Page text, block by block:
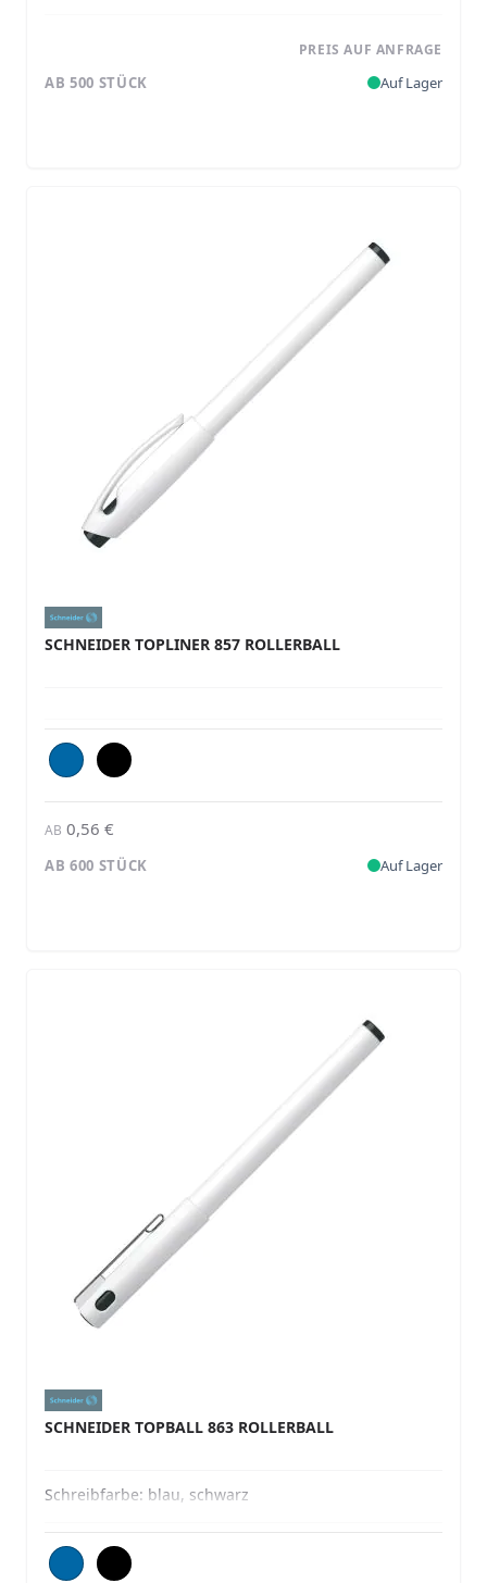
PREIS AUF ANFRAGE
AB 500 STÜCK Auf Lager
SCHNEIDER TOPLINER 857 ROLLERBALL
AB 0,56 €
AB 600 STÜCK Auf Lager
SCHNEIDER TOPBALL 863 ROLLERBALL
Schreibfarbe: blau, schwarz